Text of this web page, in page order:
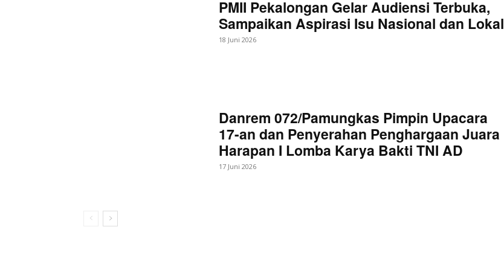
PMII Pekalongan Gelar Audiensi Terbuka,
Sampaikan Aspirasi Isu Nasional dan Lokal
18 Juni 2026
Danrem 072/Pamungkas Pimpin Upacara
17-an dan Penyerahan Penghargaan Juara
Harapan I Lomba Karya Bakti TNI AD
17 Juni 2026